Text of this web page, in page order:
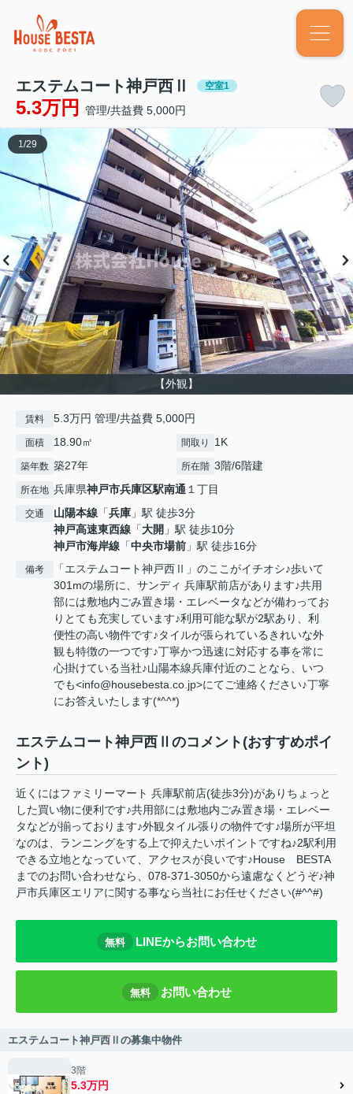
エステムコート神戸西Ⅱ 空室1
5.3万円 管理/共益費 5,000円
【外観】
1 /29
賃料 5.3万円 管理/共益費 5,000円
面積 18.90㎡ 間取り 1K
築年数 築27年 所在階 3階/6階建
所在地 兵庫県神戸市兵庫区駅南通 １丁目
交通 山陽本線 「兵庫 」駅 徒歩3分
神戸高速東西線 「大開 」駅 徒歩10分
神戸市海岸線 「中央市場前 」駅 徒歩16分
備考
「エステムコート神戸西Ⅱ」のここがイチオシ♪歩いて
301mの場所に、サンディ 兵庫駅前店があります♪共用
部には敷地内ごみ置き場・エレベータなどが備わってお
りとても充実しています♪利用可能な駅が2駅あり、利
便性の高い物件です♪タイルが張られているきれいな外
観も特徴の一つです♪丁寧かつ迅速に対応する事を常に
心掛けている当社♪山陽本線兵庫付近のことなら、いつ
でも<info@housebesta.co.jp>にてご連絡ください♪丁寧
にお答えいたします(*^^*)
エステムコート神戸西Ⅱのコメント(おすすめポイ
ント)
近くにはファミリーマート 兵庫駅前店(徒歩3分)がありちょっと
した買い物に便利です♪共用部には敷地内ごみ置き場・エレベー
タなどが揃っております♪外観タイル張りの物件です♪場所が平坦
なのは、ランニングをする上で抑えたいポイントですね♪2駅利用
できる立地となっていて、アクセスが良いです♪House BESTA
までのお問い合わせなら、078-371-3050から遠慮なくどうぞ♪神
戸市兵庫区エリアに関する事なら当社にお任せください(#^^#)
無料 LINEからお問い合わせ
無料 お問い合わせ
エステムコート神戸西Ⅱの募集中物件
3階
5.3万円